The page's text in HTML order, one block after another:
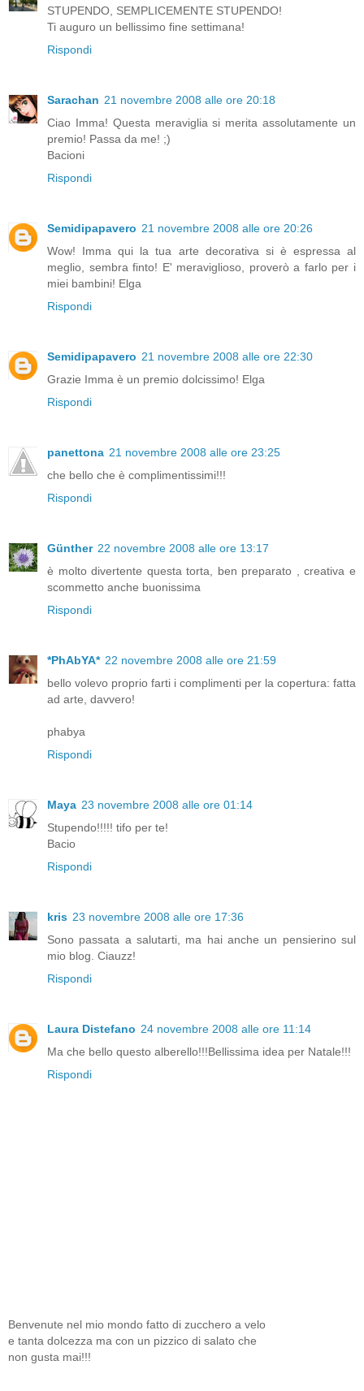
STUPENDO, SEMPLICEMENTE STUPENDO!
Ti auguro un bellissimo fine settimana!
Rispondi
Sarachan 21 novembre 2008 alle ore 20:18
Ciao Imma! Questa meraviglia si merita assolutamente un
premio! Passa da me! ;)
Bacioni
Rispondi
Semidipapavero 21 novembre 2008 alle ore 20:26
Wow! Imma qui la tua arte decorativa si è espressa al
meglio, sembra finto! E' meraviglioso, proverò a farlo per i
miei bambini! Elga
Rispondi
Semidipapavero 21 novembre 2008 alle ore 22:30
Grazie Imma è un premio dolcissimo! Elga
Rispondi
panettona 21 novembre 2008 alle ore 23:25
che bello che è complimentissimi!!!
Rispondi
Günther 22 novembre 2008 alle ore 13:17
è molto divertente questa torta, ben preparato , creativa e
scommetto anche buonissima
Rispondi
*PhAbYA* 22 novembre 2008 alle ore 21:59
bello volevo proprio farti i complimenti per la copertura: fatta
ad arte, davvero!
phabya
Rispondi
Maya 23 novembre 2008 alle ore 01:14
Stupendo!!!!! tifo per te!
Bacio
Rispondi
kris 23 novembre 2008 alle ore 17:36
Sono passata a salutarti, ma hai anche un pensierino sul
mio blog. Ciauzz!
Rispondi
Laura Distefano 24 novembre 2008 alle ore 11:14
Ma che bello questo alberello!!!Bellissima idea per Natale!!!
Rispondi
Benvenute nel mio mondo fatto di zucchero a velo
e tanta dolcezza ma con un pizzico di salato che
non gusta mai!!!